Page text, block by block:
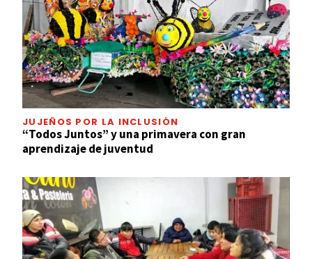
JUJEÑOS POR LA INCLUSIÓN
“Todos Juntos” y una primavera con gran
aprendizaje de juventud